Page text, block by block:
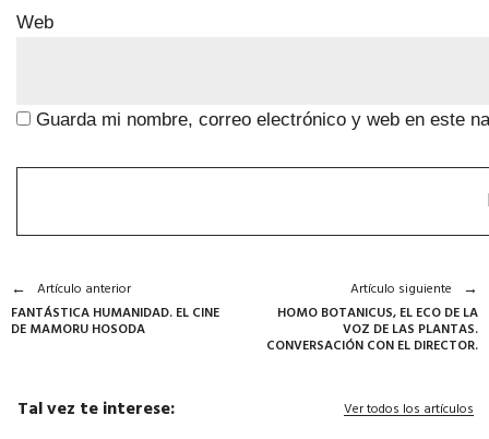
Web
Guarda mi nombre, correo electrónico y web en este
Artículo anterior
FANTÁSTICA HUMANIDAD. EL CINE
DE MAMORU HOSODA
Artículo siguiente
HOMO BOTANICUS, EL ECO DE LA
VOZ DE LAS PLANTAS.
CONVERSACIÓN CON EL DIRECTOR.
Tal vez te interese: Ver todos los artículos